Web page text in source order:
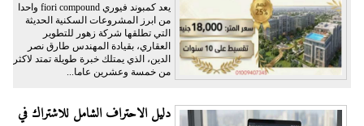
يعد كمبوند فيوري fiori compound واحدا
من ابرز المشروعات السكنية الحديثة
التي تطلقها شركة زهور للتطوير
العقاري، بقيادة المهندس طارق نصر
الدين، الذي يمتلك خبرة طويلة تمتد لاكثر
من خمسة وعشرين عاما...
دليل الاحتراف الشامل للاشتراك في